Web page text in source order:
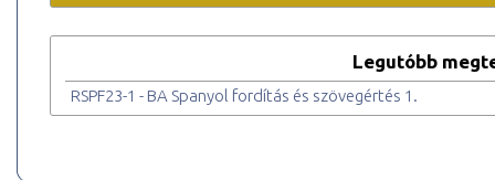
Legutóbb
RSPF23-1 - BA Spanyol fordítás és szövegértés 1.